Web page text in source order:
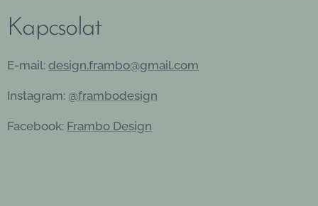
Kapcsolat
E-mail: design.frambo@gmail.com
Instagram: @frambodesign
Facebook: Frambo Design